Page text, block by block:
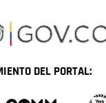
DEL PORTAL: